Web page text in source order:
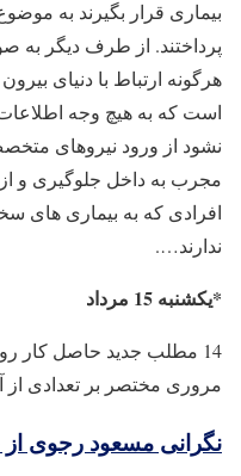
بیماری قرار بگیرند به
پرداختند. از طرف دیگر به
هرگونه ارتباط با دنیای
است که به هیچ وجه
نشود از ورود نیروهای
مجرب به داخل جلوگیری و
افرادی که به بیماری های
ندارند….
*یکشنبه 15 مرداد
14 مطلب جدید حاصل کار
مروری مختصر بر تعدادی از
نگرانی مسعود رجوی